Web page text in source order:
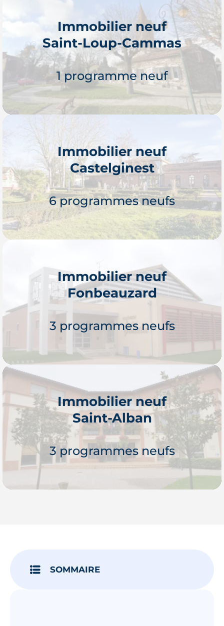
Je découvre
Immobilier neuf
Saint-Loup-Cammas
1 programme neuf
Je découvre
Immobilier neuf
Castelginest
6 programmes neufs
Je découvre
Immobilier neuf
Fonbeauzard
3 programmes neufs
Je découvre
Immobilier neuf
Saint-Alban
3 programmes neufs
SOMMAIRE